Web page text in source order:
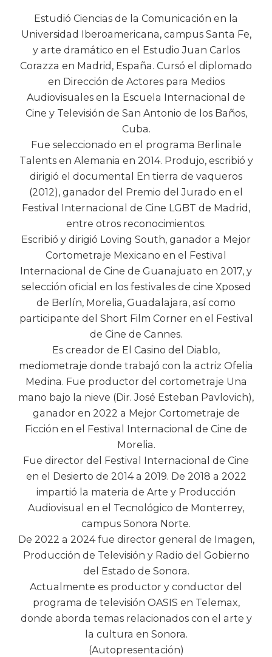
Estudió Ciencias de la Comunicación en la
Universidad Iberoamericana, campus Santa Fe,
y arte dramático en el Estudio Juan Carlos
Corazza en Madrid, España. Cursó el diplomado
en Dirección de Actores para Medios
Audiovisuales en la Escuela Internacional de
Cine y Televisión de San Antonio de los Baños,
Cuba.
Fue seleccionado en el programa Berlinale
Talents en Alemania en 2014. Produjo, escribió y
dirigió el documental En tierra de vaqueros
(2012), ganador del Premio del Jurado en el
Festival Internacional de Cine LGBT de Madrid,
entre otros reconocimientos.
Escribió y dirigió Loving South, ganador a Mejor
Cortometraje Mexicano en el Festival
Internacional de Cine de Guanajuato en 2017, y
selección oficial en los festivales de cine Xposed
de Berlín, Morelia, Guadalajara, así como
participante del Short Film Corner en el Festival
de Cine de Cannes.
Es creador de El Casino del Diablo,
mediometraje donde trabajó con la actriz Ofelia
Medina. Fue productor del cortometraje Una
mano bajo la nieve (Dir. José Esteban Pavlovich),
ganador en 2022 a Mejor Cortometraje de
Ficción en el Festival Internacional de Cine de
Morelia.
Fue director del Festival Internacional de Cine
en el Desierto de 2014 a 2019. De 2018 a 2022
impartió la materia de Arte y Producción
Audiovisual en el Tecnológico de Monterrey,
campus Sonora Norte.
De 2022 a 2024 fue director general de Imagen,
Producción de Televisión y Radio del Gobierno
del Estado de Sonora.
Actualmente es productor y conductor del
programa de televisión OASIS en Telemax,
donde aborda temas relacionados con el arte y
la cultura en Sonora.
(Autopresentación)